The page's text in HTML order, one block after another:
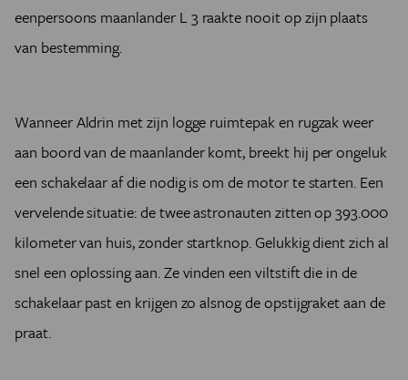
eenpersoons maanlander L 3 raakte nooit op zijn plaats
van bestemming.
Wanneer Aldrin met zijn logge ruimtepak en rugzak weer
aan boord van de maanlander komt, breekt hij per ongeluk
een schakelaar af die nodig is om de motor te starten. Een
vervelende situatie: de twee astronauten zitten op 393.000
kilometer van huis, zonder startknop. Gelukkig dient zich al
snel een oplossing aan. Ze vinden een viltstift die in de
schakelaar past en krijgen zo alsnog de opstijgraket aan de
praat.